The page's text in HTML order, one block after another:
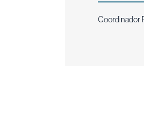
Coordinador